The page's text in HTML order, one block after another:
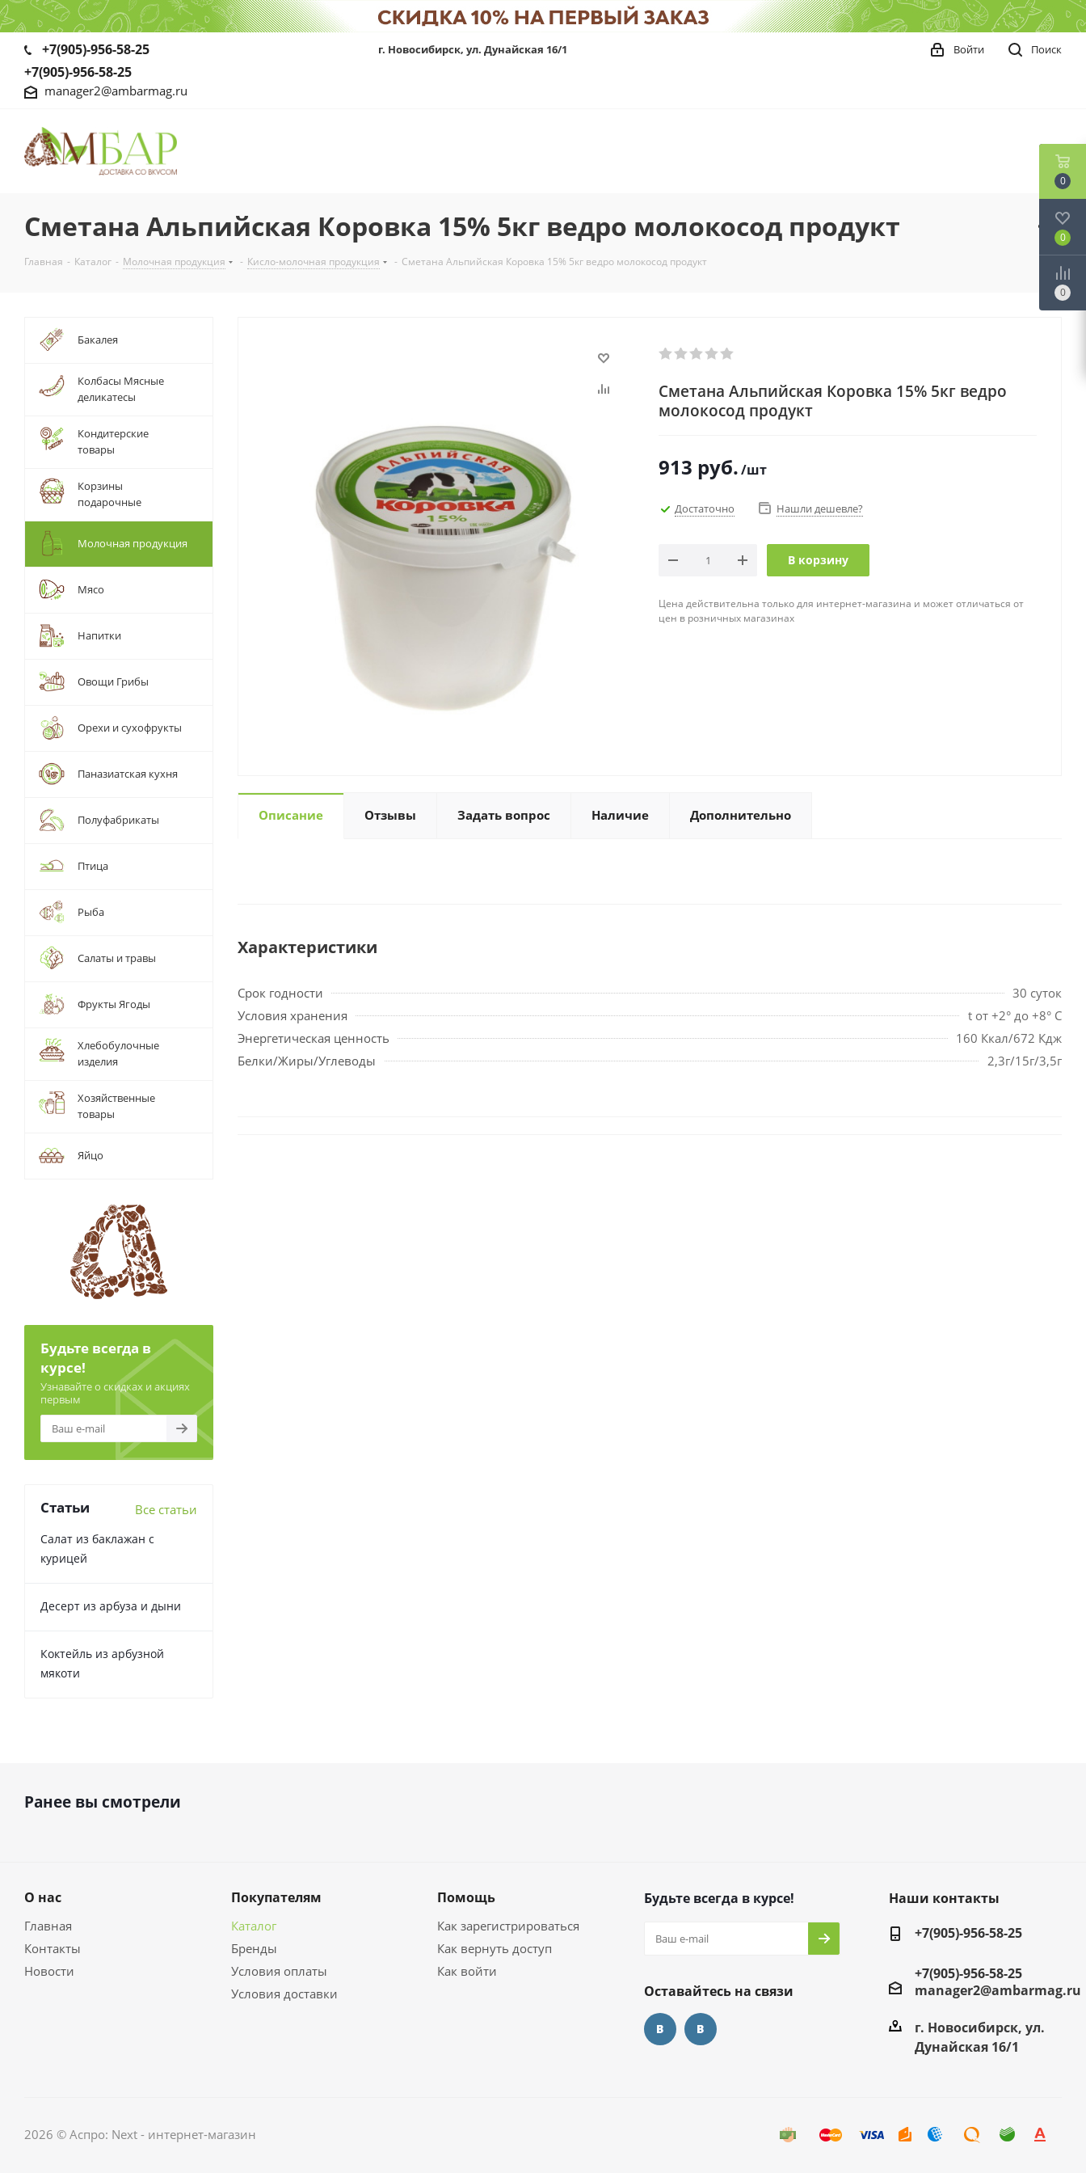
+7(905)-956-58-25
+7(905)-956-58-25
manager2@ambarmag.ru
г. Новосибирск, ул. Дунайская 16/1 Поиск
Войти
Сметана Альпийская Коровка 15% 5кг ведро молокосод продукт
Главная - Каталог - Молочная продукция - Кисло-молочная продукция - Сметана Альпийская Коровка 15% 5кг ведро молокосод продукт
Сметана Альпийская Коровка 15% 5кг ведро
молокосод продукт
913 руб./шт
Достаточно Нашли дешевле?
В корзину
Цена действительна только для интернет-магазина и может отличаться от
цен в розничных магазинах
Описание Отзывы Задать вопрос Наличие Дополнительно
Характеристики
Срок годности
30 суток
Условия хранения
t от +2° до +8° С
Энергетическая ценность
160 Ккал/672 Кдж
Белки/Жиры/Углеводы
2,3г/15г/3,5г
Бакалея
Колбасы Мясные
деликатесы
Кондитерские
товары
Корзины
подарочные
Молочная продукция
Мясо
Напитки
Овощи Грибы
Орехи и сухофрукты
Паназиатская кухня
Полуфабрикаты
Птица
Рыба
Салаты и травы
Фрукты Ягоды
Хлебобулочные
изделия
Хозяйственные
товары
Яйцо
Будьте всегда в
курсе!
Узнавайте о скидках и акциях
первым
Статьи Все статьи
Салат из баклажан с
курицей
Десерт из арбуза и дыни
Коктейль из арбузной
мякоти
Ранее вы смотрели
О нас
Главная
Контакты
Новости
Покупателям
Каталог
Бренды
Условия оплаты
Условия доставки
Помощь
Как зарегистрироваться
Как вернуть доступ
Как войти
Будьте всегда в курсе!
Оставайтесь на связи
Наши контакты
+7(905)-956-58-25
+7(905)-956-58-25
manager2@ambarmag.ru
г. Новосибирск, ул.
Дунайская 16/1
2026 © Аспро: Next - интернет-магазин
0
0
0